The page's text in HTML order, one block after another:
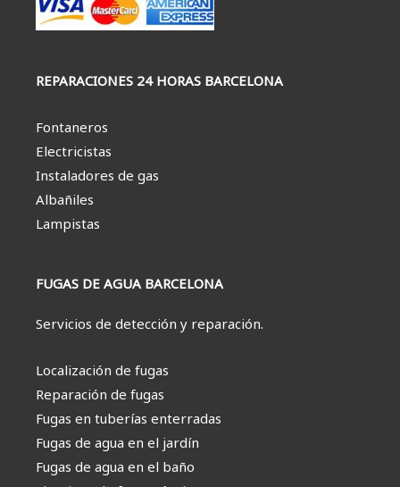
REPARACIONES 24 HORAS BARCELONA
Fontaneros
Electricistas
Instaladores de gas
Albañiles
Lampistas
FUGAS DE AGUA BARCELONA
Servicios de detección y reparación.
Localización de fugas
Reparación de fugas
Fugas en tuberías enterradas
Fugas de agua en el jardín
Fugas de agua en el baño